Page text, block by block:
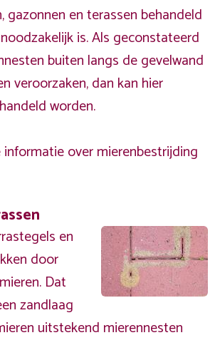
gazonnen en terassen behandeld
is. Als geconstateerd
buiten langs de gevelwand
veroorzaken, dan kan hier
worden.
over mierenbestrijding
en
door
Dat
zandlaag
uitstekend mierennesten